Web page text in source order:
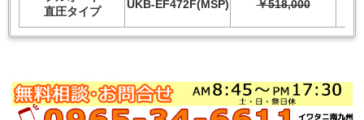
直圧タイプ
UKB-EF472F(MSP) ￥518,000